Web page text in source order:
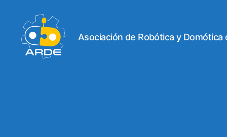
Asociación de Robótica y Domótica